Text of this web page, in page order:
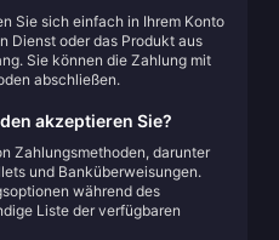
Sie sich einfach in Ihrem Konto
Dienst oder das Produkt aus
Sie können die Zahlung mit
abschließen.
akzeptieren Sie?
Zahlungsmethoden, darunter
und Banküberweisungen.
während des
Liste der verfügbaren